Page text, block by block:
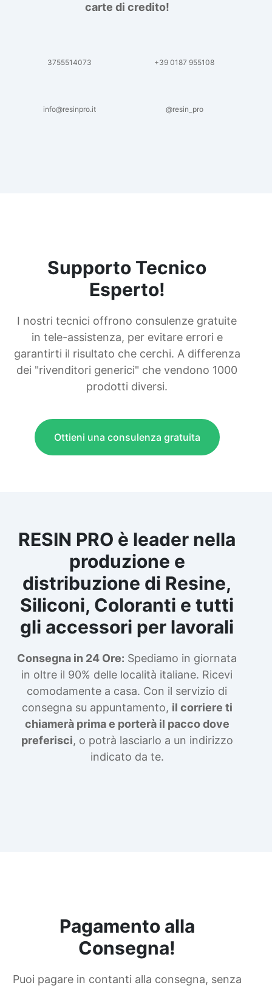
carte di credito!
3755514073 +39 0187 955108
info@resinpro.it @resin_pro
Supporto Tecnico
Esperto!
I nostri tecnici offrono consulenze gratuite
in tele-assistenza, per evitare errori e
garantirti il risultato che cerchi. A differenza
dei "rivenditori generici" che vendono 1000
prodotti diversi.
Ottieni una consulenza gratuita
RESIN PRO è leader nella
produzione e
distribuzione di Resine,
Siliconi, Coloranti e tutti
gli accessori per lavorali
Consegna in 24 Ore: Spediamo in giornata
in oltre il 90% delle località italiane. Ricevi
comodamente a casa. Con il servizio di
consegna su appuntamento, il corriere ti
chiamerà prima e porterà il pacco dove
preferisci, o potrà lasciarlo a un indirizzo
indicato da te.
Pagamento alla
Consegna!
Puoi pagare in contanti alla consegna, senza